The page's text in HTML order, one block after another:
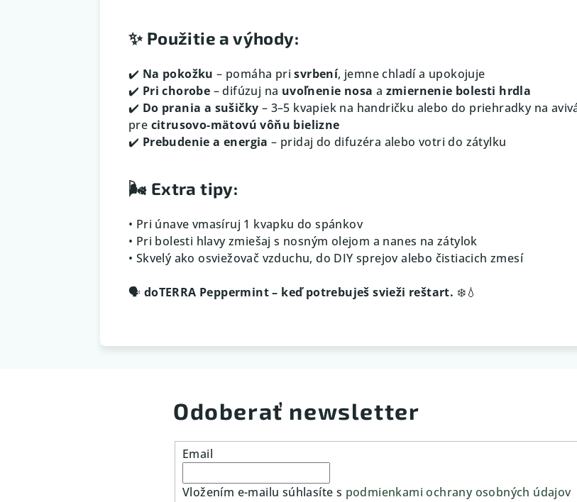
✨ Použitie a výhody:
✔️ Na pokožku – pomáha prisvrbení, jemne chladí a upokojuje
✔️ Pri chorobe – difúzuj na uvoľnenie nosa a zmiernenie bolesti hrdla
✔️ Do prania a sušičky – 3–5 kvapiek na handričku alebo do priehradky na
pre citrusovo-mätovú vôňu bielizne
✔️ Prebudenie a energia – pridaj do difuzéra alebo votri do zátylku
🌬️ Extra tipy:
• Pri únave vmasíruj 1 kvapku do spánkov
• Pri bolesti hlavy zmiešaj s nosným olejom a nanes na zátylok
• Skvelý ako osviežovač vzduchu, do DIY sprejov alebo čistiacich zmesí
🗣️ doTERRA Peppermint – keď potrebuješ svieži reštart. ❄️💧
Odoberať newsletter
Email
Vložením e-mailu súhlasíte s podmienkami ochrany osobných údajov